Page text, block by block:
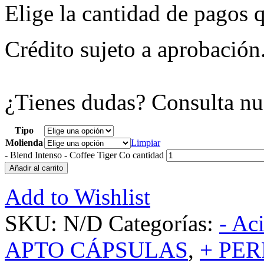
Elige la cantidad de pagos
Crédito sujeto a
¿Tienes dudas? Consulta
Tipo
Molienda
Limpiar
- Blend Intenso - Coffee Tiger Co cantidad
Añadir al carrito
Add to Wishlist
SKU: N/D Categorías: -
APTO CÁPSULAS, +